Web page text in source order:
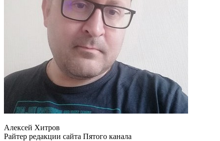
Алексей Хитров
Райтер редакции сайта Пятого канала